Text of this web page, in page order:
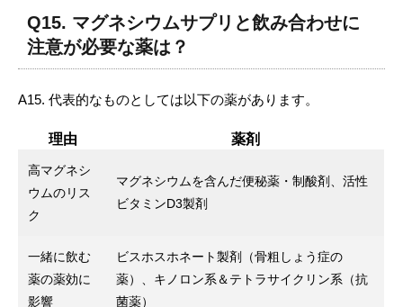
Q15. マグネシウムサプリと飲み合わせに
注意が必要な薬は？
A15. 代表的なものとしては以下の薬があります。
理由 薬剤
高マグネシ
ウムのリス
ク
マグネシウムを含んだ便秘薬・制酸剤、活性
ビタミンD3製剤
一緒に飲む
薬の薬効に
影響
ビスホスホネート製剤（骨粗しょう症の
薬）、キノロン系＆テトラサイクリン系（抗
菌薬）